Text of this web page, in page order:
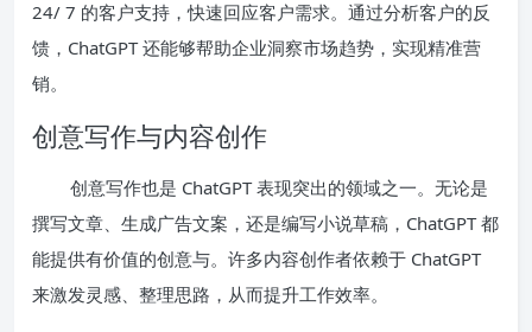
24/ 7 的客户支持，快速回应客户需求。通过分析客户的反
馈，ChatGPT 还能够帮助企业洞察市场趋势，实现精准营
销。
创意写作与内容创作
创意写作也是 ChatGPT 表现突出的领域之一。无论是
撰写文章、生成广告文案，还是编写小说草稿，ChatGPT 都
能提供有价值的创意与。许多内容创作者依赖于 ChatGPT
来激发灵感、整理思路，从而提升工作效率。